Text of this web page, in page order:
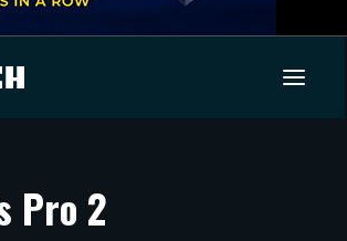
Pro 2